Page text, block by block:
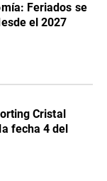
Feriados se
el 2027
Cristal
fecha 4 del